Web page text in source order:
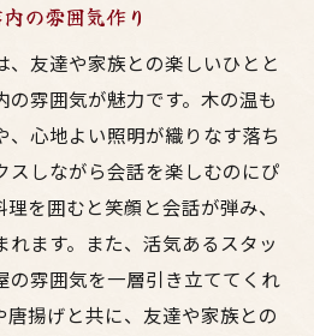
の雰囲気作り
友達や家族との楽しいひとと
の雰囲気が魅力です。木の温も
、心地よい照明が織りなす落ち
スしながら会話を楽しむのにぴ
を囲むと笑顔と会話が弾み、
ます。また、活気あるスタッ
の雰囲気を一層引き立ててくれ
唐揚げと共に、友達や家族との